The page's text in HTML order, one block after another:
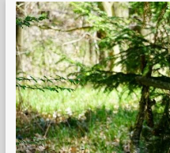
Zum
Inhalt
springen